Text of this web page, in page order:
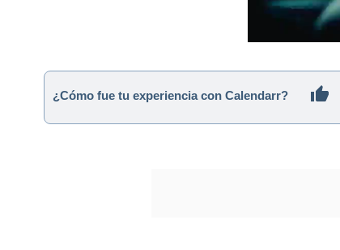
¿Cómo fue tu experiencia con Calendarr?